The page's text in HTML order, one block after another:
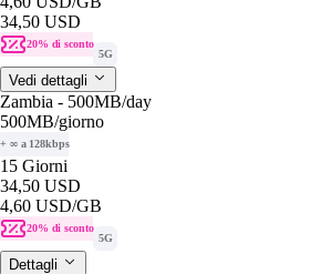
34,50 USD
20% di sconto
5G
Vedi dettagli
Zambia - 500MB/day
500MB/giorno
+ ∞ a 128kbps
15 Giorni
34,50 USD
4,60 USD/GB
20% di sconto
5G
Dettagli